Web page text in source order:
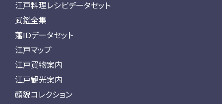
江戸料理レシピデータセット
武鑑全集
藩IDデータセット
江戸マップ
江戸買物案内
江戸観光案内
顔貌コレクション